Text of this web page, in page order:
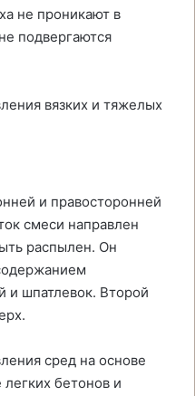
не проникают в
подвергаются
вязких и тяжелых
и правосторонней
смеси направлен
распылен. Он
и шпатлевок. Второй
сред на основе
бетонов и